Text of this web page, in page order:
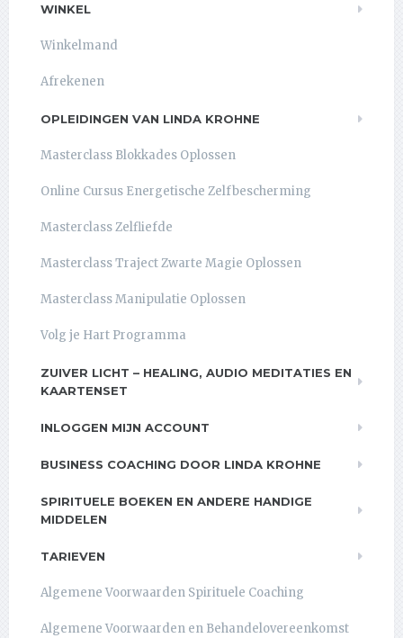
WINKEL
Winkelmand
Afrekenen
OPLEIDINGEN VAN LINDA KROHNE
Masterclass Blokkades Oplossen
Online Cursus Energetische Zelfbescherming
Masterclass Zelfliefde
Masterclass Traject Zwarte Magie Oplossen
Masterclass Manipulatie Oplossen
Volg je Hart Programma
ZUIVER LICHT – HEALING, AUDIO MEDITATIES EN
KAARTENSET
INLOGGEN MIJN ACCOUNT
BUSINESS COACHING DOOR LINDA KROHNE
SPIRITUELE BOEKEN EN ANDERE HANDIGE
MIDDELEN
TARIEVEN
Algemene Voorwaarden Spirituele Coaching
Algemene Voorwaarden en Behandelovereenkomst